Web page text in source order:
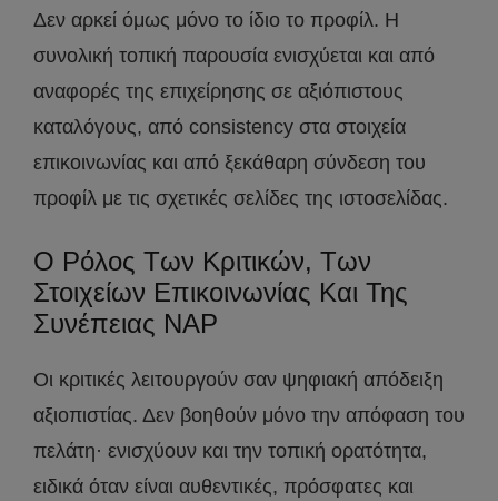
Δεν αρκεί όμως μόνο το ίδιο το προφίλ. Η
συνολική τοπική παρουσία ενισχύεται και από
αναφορές της επιχείρησης σε αξιόπιστους
καταλόγους, από consistency στα στοιχεία
επικοινωνίας και από ξεκάθαρη σύνδεση του
προφίλ με τις σχετικές σελίδες της ιστοσελίδας.
Ο Ρόλος Των Κριτικών, Των
Στοιχείων Επικοινωνίας Και Της
Συνέπειας NAP
Οι κριτικές λειτουργούν σαν ψηφιακή απόδειξη
αξιοπιστίας. Δεν βοηθούν μόνο την απόφαση του
πελάτη· ενισχύουν και την τοπική ορατότητα,
ειδικά όταν είναι αυθεντικές, πρόσφατες και